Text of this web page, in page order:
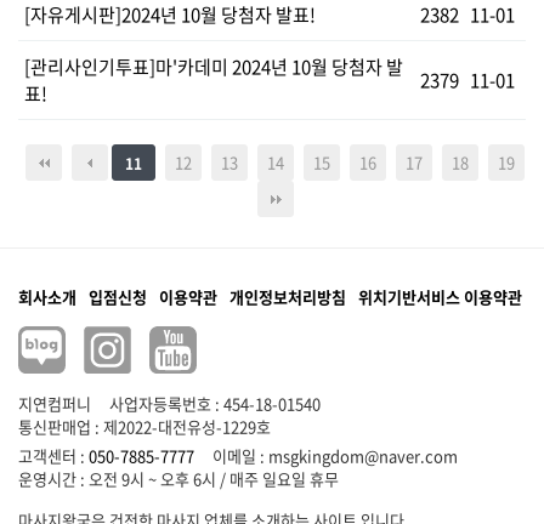
[자유게시판]2024년 10월 당첨자 발표!
2382 11-01
[관리사인기투표]마'카데미 2024년 10월 당첨자 발
표!
2379 11-01
11 12 13 14 15 16 17 18 19
회사소개 입점신청 이용약관 개인정보처리방침 위치기반서비스 이용약관
지연컴퍼니
사업자등록번호 : 454-18-01540
통신판매업 : 제2022-대전유성-1229호
고객센터 : 050-7885-7777 이메일 : msgkingdom@naver.com